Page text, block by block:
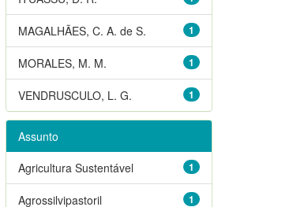
1
MAGALHÃES, C. A. de S.
1
MORALES, M. M.
1
VENDRUSCULO, L. G.
Assunto
1
Agricultura Sustentável
1
Agrossilvipastoril